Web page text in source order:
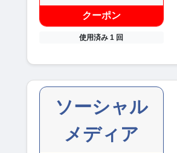
クーポン
使用済み 1 回
ソーシャル
メディア